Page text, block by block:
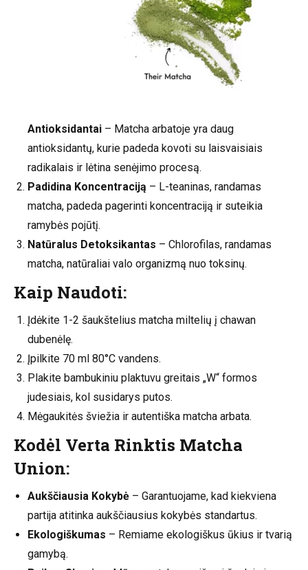
Antioksidantai – Matcha arbatoje yra daug
antioksidantų, kurie padeda kovoti su laisvaisiais
radikalais ir lėtina senėjimo procesą.
Padidina Koncentraciją – L-teaninas, randamas
matcha, padeda pagerinti koncentraciją ir suteikia
ramybės pojūtį.
Natūralus Detoksikantas – Chlorofilas, randamas
matcha, natūraliai valo organizmą nuo toksinų.
Kaip Naudoti:
Įdėkite 1-2 šaukštelius matcha miltelių į chawan
dubenėlę.
Įpilkite 70 ml 80°C vandens.
Plakite bambukiniu plaktuvu greitais „W“ formos
judesiais, kol susidarys putos.
Mėgaukitės šviežia ir autentiška matcha arbata.
Kodėl Verta Rinktis Matcha
Union:
Aukščiausia Kokybė – Garantuojame, kad kiekviena
partija atitinka aukščiausius kokybės standartus.
Ekologiškumas – Remiame ekologiškus ūkius ir tvarią
gamybą.